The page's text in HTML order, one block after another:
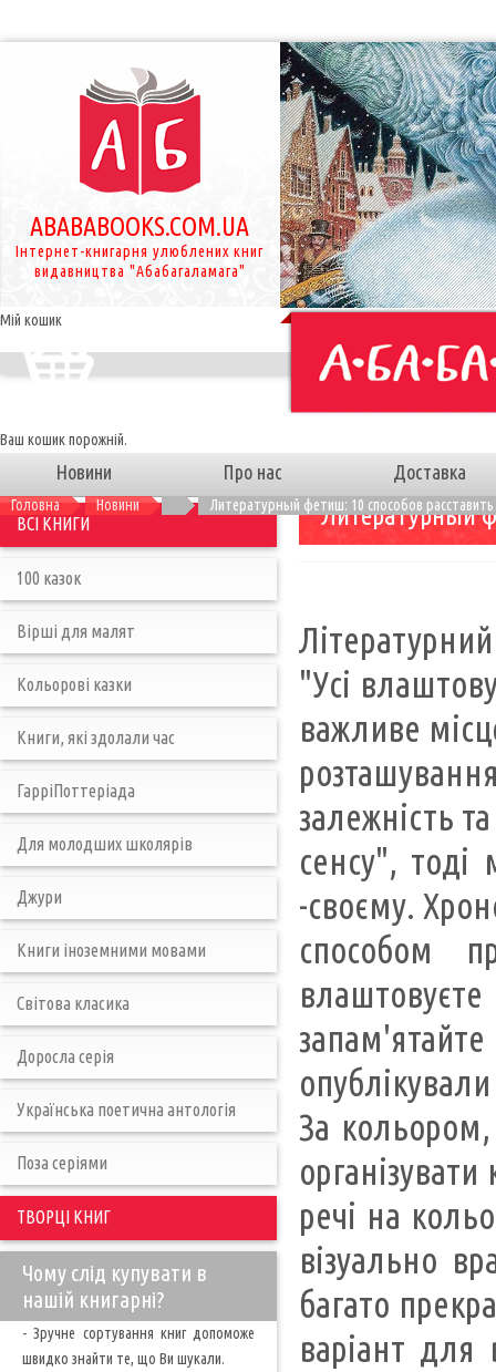
ABABABOOKS.COM.UA
Інтернет-книгарня улюблених книг
видавництва "Абабагаламага"
Мій кошик
Ваш кошик порожній.
Новини Про нас Доставка
Головна Новини Литературный фетиш: 10 способов
Литературный
"Усі
важливе
залежність
сенсу", тоді
-своєму.
способом
За
речі на
візуально
багато
варіант
ВСІ КНИГИ
100 казок
Вірші для малят
Кольорові казки
Книги, які здолали час
ГарріПоттеріада
Для молодших школярів
Джури
Книги іноземними мовами
Світова класика
Доросла серія
Українська поетична антологія
Поза серіями
ТВОРЦІ КНИГ
Чому слід купувати в
нашій книгарні?
- Зручне сортування книг допоможе
швидко знайти те, що Ви шукали.